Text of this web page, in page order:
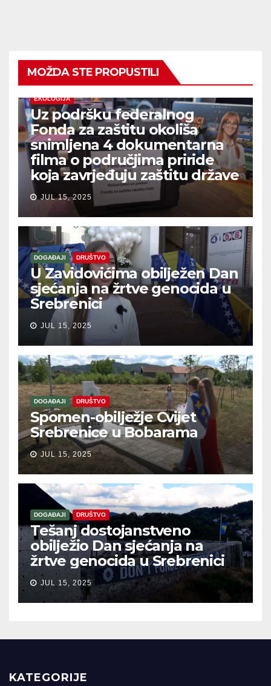
MOŽDA STE PROPUSTILI
EKOLOGIJA
Uz podršku federalnog
Fonda za zaštitu okoliša
snimljena 4 dokumentarna
filma o područjima priride
koja zavrjeđuju zaštitu države
JUL 15, 2025
DOGAĐAJI DRUŠTVO
U Zavidovićima obilježen Dan
sjećanja na žrtve genocida u
Srebrenici
JUL 15, 2025
DOGAĐAJI DRUŠTVO
Spomen-obilježje Cvijet
Srebrenice u Bobarama
JUL 15, 2025
DOGAĐAJI DRUŠTVO
Tešanj dostojanstveno
obilježio Dan sjećanja na
žrtve genocida u Srebrenici
JUL 15, 2025
KATEGORIJE